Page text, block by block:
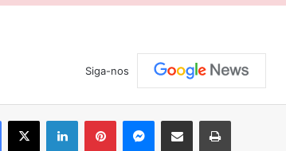
Siga-nos
Facebook
X LinkedinPinterestMessenger
Compartilhar via e-mail Imprimir